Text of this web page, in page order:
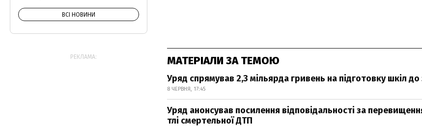
МАТЕРІАЛИ ЗА ТЕМОЮ
Уряд спрямував 2,3 мільярда гривень на підготовку шкіл
8 ЧЕРВНЯ, 17:45
Уряд анонсував посилення відповідальності за
тлі смертельної ДТП
ВСІ НОВИНИ
РЕКЛАМА: